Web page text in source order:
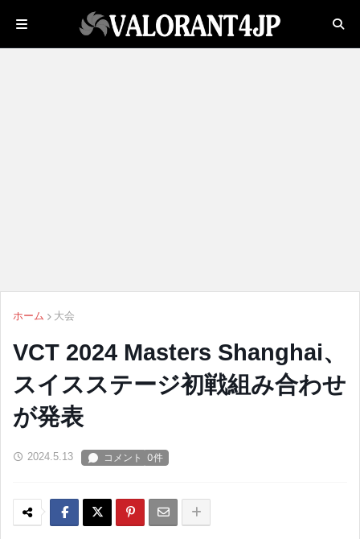
ホーム 大会
VCT 2024 Masters Shanghai、
スイスステージ初戦組み合わせ
が発表
2024.5.13